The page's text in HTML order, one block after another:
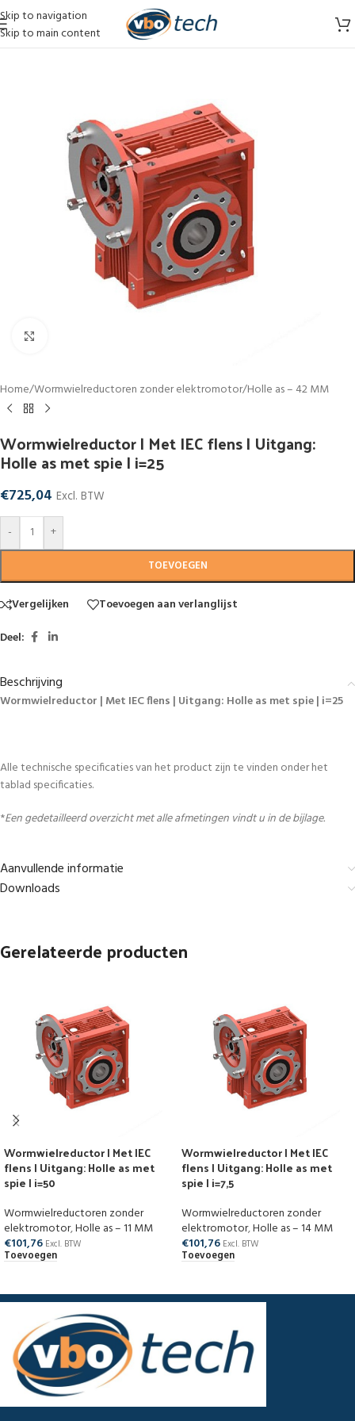
Skip to navigation
Skip to main content
Home/Wormwielreductoren zonder elektromotor/Holle as – 42 MM
Wormwielreductor | Met IEC flens | Uitgang:
Holle as met spie | i=25
€725,04 Excl. BTW
-
+
TOEVOEGEN
Vergelijken
Toevoegen aan verlanglijst
Deel:
Beschrijving
Wormwielreductor | Met IEC flens | Uitgang: Holle as met spie | i=25
Alle technische specificaties van het product zijn te vinden onder het
tablad specificaties.
*Een gedetailleerd overzicht met alle afmetingen vindt u in de bijlage.
Aanvullende informatie
Downloads
Gerelateerde producten
Wormwielreductor | Met IEC
flens | Uitgang: Holle as met
spie | i=50
Wormwielreductoren zonder
elektromotor,Holle as – 11 MM
€101,76 Excl. BTW
Toevoegen
Wormwielreductor | Met IEC
flens | Uitgang: Holle as met
spie | i=7,5
Wormwielreductoren zonder
elektromotor,Holle as – 14 MM
€101,76 Excl. BTW
Toevoegen